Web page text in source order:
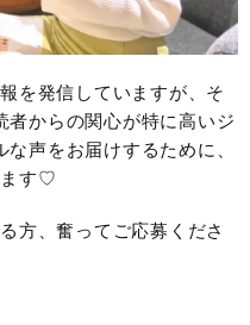
を発信していますが、そ
者からの関心が特に高いジ
声をお届けするために、
ます♡
方、奮ってご応募くださ